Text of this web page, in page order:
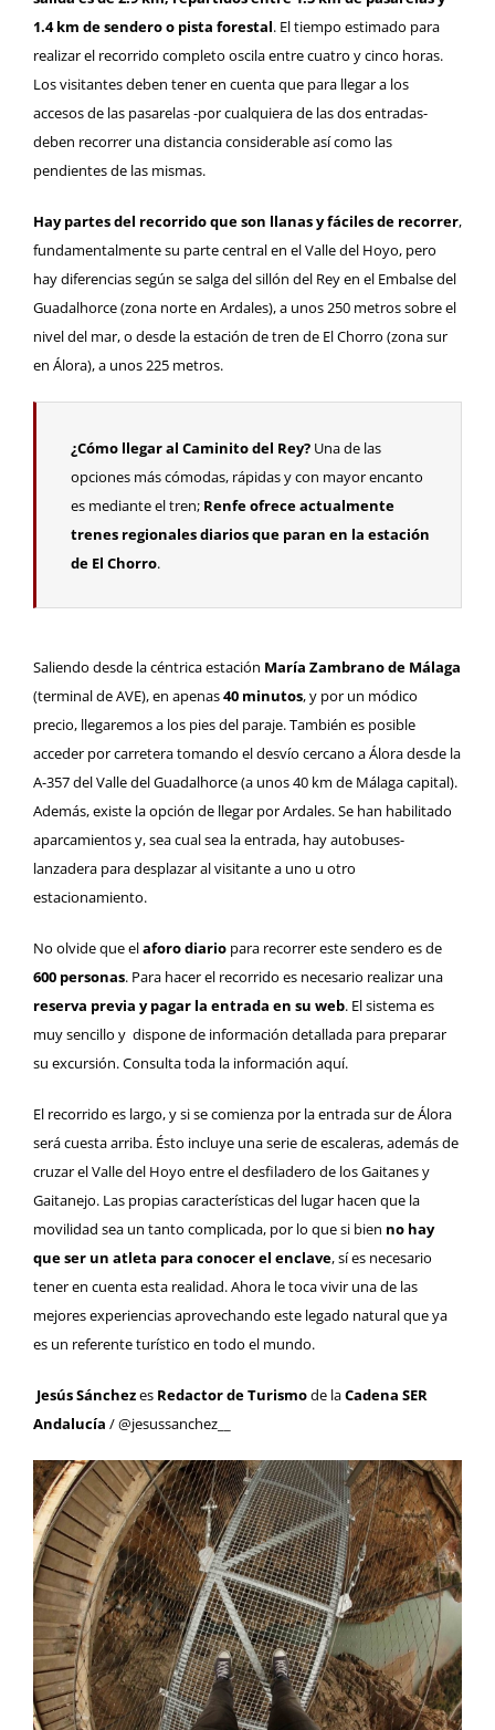
1.4 km de sendero o pista forestal. El tiempo estimado para
realizar el recorrido completo oscila entre cuatro y cinco horas.
Los visitantes deben tener en cuenta que para llegar a los
accesos de las pasarelas -por cualquiera de las dos entradas-
deben recorrer una distancia considerable así como las
pendientes de las mismas.
Hay partes del recorrido que son llanas y fáciles de recorrer,
fundamentalmente su parte central en el Valle del Hoyo, pero
hay diferencias según se salga del sillón del Rey en el Embalse del
Guadalhorce (zona norte en Ardales), a unos 250 metros sobre el
nivel del mar, o desde la estación de tren de El Chorro (zona sur
en Álora), a unos 225 metros.
¿Cómo llegar al Caminito del Rey? Una de las
opciones más cómodas, rápidas y con mayor encanto
es mediante el tren; Renfe ofrece actualmente
trenes regionales diarios que paran en la estación
de El Chorro.
Saliendo desde la céntrica estación María Zambrano de Málaga
(terminal de AVE), en apenas40 minutos, y por un módico
precio, llegaremos a los pies del paraje. También es posible
acceder por carretera tomando el desvío cercano a Álora desde la
A-357 del Valle del Guadalhorce (a unos 40 km de Málaga capital).
Además, existe la opción de llegar por Ardales. Se han habilitado
aparcamientos y, sea cual sea la entrada, hay autobuses-
lanzadera para desplazar al visitante a uno u otro
estacionamiento.
No olvide que elaforo diario para recorrer este sendero es de
600 personas. Para hacer el recorrido es necesario realizar una
reserva previa y pagar la entrada en su web. El sistema es
muy sencillo y dispone de información detallada para preparar
su excursión. Consulta toda la información aquí.
El recorrido es largo, y si se comienza por la entrada sur de Álora
será cuesta arriba. Ésto incluye una serie de escaleras, además de
cruzar el Valle del Hoyo entre el desfiladero de los Gaitanes y
Gaitanejo. Las propias características del lugar hacen que la
movilidad sea un tanto complicada, por lo que si bien no hay
que ser un atleta para conocer el enclave, sí es necesario
tener en cuenta esta realidad. Ahora le toca vivir una de las
mejores experiencias aprovechando este legado natural que ya
es un referente turístico en todo el mundo.
Jesús Sánchezes Redactor de Turismode laCadena SER
Andalucía / @jesussanchez__